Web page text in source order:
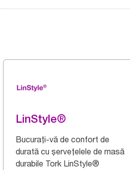
LinStyle®
Bucurați-vă de confort de
durată cu șervețelele de masă
durabile Tork LinStyle®